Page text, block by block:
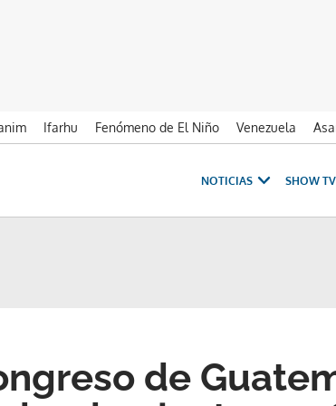
Ifarhu Fenómeno de El Niño Venezuela
NOTICIAS SHOW
de